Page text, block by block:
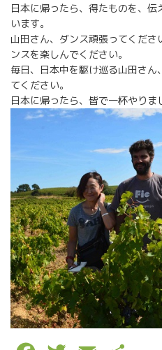
日本に帰ったら、得たものを、
います。
山田さん、ダンス頑張ってくだ
ンスを楽しんでください。
毎日、日本中を駆け巡る山田さ
てください。
日本に帰ったら、皆で一杯やりま